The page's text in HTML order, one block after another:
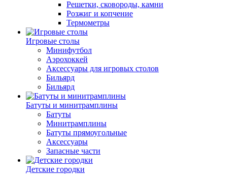
Решетки, сковороды, камни
Розжиг и копчение
Термометры
Игровые столы
Минифутбол
Аэрохоккей
Аксессуары для игровых столов
Бильяpд
Бильяpд
Батуты и минитрамплины
Батуты
Минитрамплины
Батуты прямоугольные
Аксессуары
Запасные части
Детские городки